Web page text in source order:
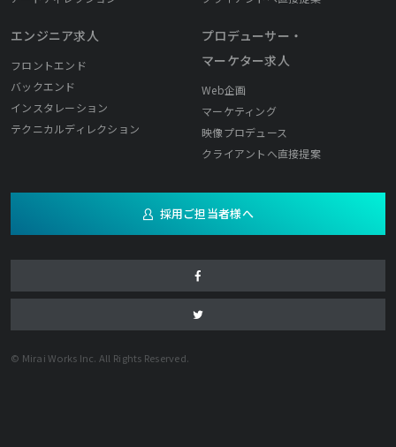
エンジニア求人
フロントエンド
バックエンド
インスタレーション
テクニカルディレクション
プロデューサー・
マーケター求人
Web企画
マーケティング
映像プロデュース
クライアントへ直接提案
採用ご担当者様へ
© Mirai Works Inc. All Rights Reserved.